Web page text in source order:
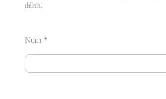
délais.
Nom *